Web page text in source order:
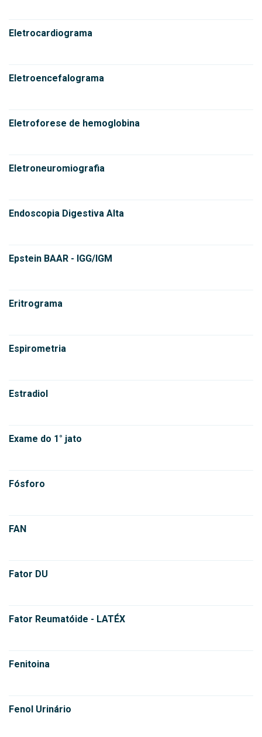
Eletrocardiograma
Eletroencefalograma
Eletroforese de hemoglobina
Eletroneuromiografia
Endoscopia Digestiva Alta
Epstein BAAR - IGG/IGM
Eritrograma
Espirometria
Estradiol
Exame do 1° jato
Fósforo
FAN
Fator DU
Fator Reumatóide - LATÉX
Fenitoina
Fenol Urinário